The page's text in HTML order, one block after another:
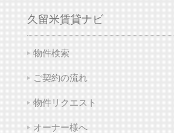
久留米賃貸ナビ
物件検索
ご契約の流れ
物件リクエスト
オーナー様へ